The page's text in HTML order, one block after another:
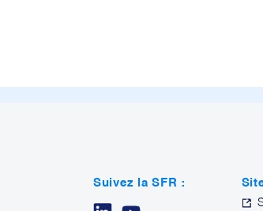
Suivez la SFR :